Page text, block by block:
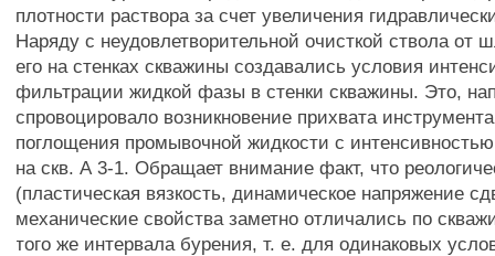
плотности раствора за счет увеличения
Наряду с неудовлетворительной очисткой ствола от
его на стенках скважины создавались условия
фильтрации жидкой фазы в стенки скважины. Это,
спровоцировало возникновение прихвата
поглощения промывочной жидкости с
на скв. А 3-1. Обращает внимание факт, что
(пластическая вязкость, динамическое напряжение
механические свойства заметно отличались по
того же интервала бурения, т. е. для одинаковых